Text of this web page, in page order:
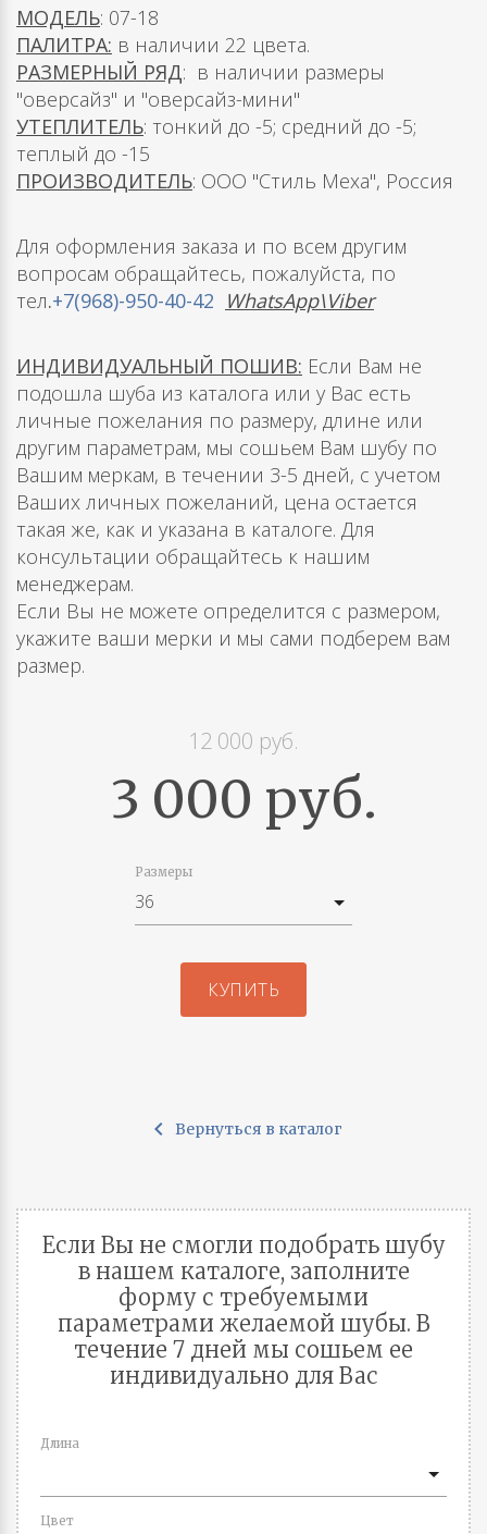
МОДЕЛЬ: 07-18
ПАЛИТРА: в наличии 22 цвета.
РАЗМЕРНЫЙ РЯД: в наличии размеры
"оверсайз" и "оверсайз-мини"
УТЕПЛИТЕЛЬ: тонкий до -5; средний до -5;
теплый до -15
ПРОИЗВОДИТЕЛЬ: ООО "Стиль Меха", Россия
Для оформления заказа и по всем другим
вопросам обращайтесь, пожалуйста, по
тел.+7(968)-950-40-42 WhatsApp\Viber
ИНДИВИДУАЛЬНЫЙ ПОШИВ: Если Вам не
подошла шуба из каталога или у Вас есть
личные пожелания по размеру, длине или
другим параметрам, мы сошьем Вам шубу по
Вашим меркам, в течении 3-5 дней, с учетом
Ваших личных пожеланий, цена остается
такая же, как и указана в каталоге. Для
консультации обращайтесь к нашим
менеджерам.
Если Вы не можете определится с размером,
укажите ваши мерки и мы сами подберем вам
размер.
12 000 руб.
3 000 руб.
Размеры
КУПИТЬ
chevron_left Вернуться в каталог
Если Вы не смогли подобрать шубу
в нашем каталоге, заполните
форму с требуемыми
параметрами желаемой шубы. В
течение 7 дней мы сошьем ее
индивидуально для Вас
Длина
Цвет